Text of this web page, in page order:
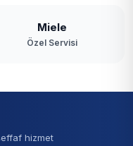
Miele
Özel Servisi
hizmet